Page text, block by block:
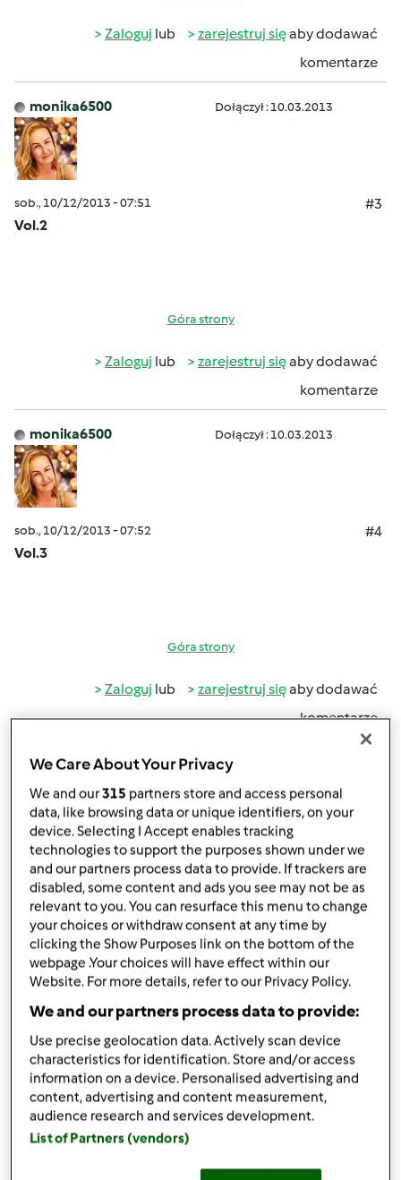
Zaloguj lub zarejestruj sięaby dodawać
komentarze
monika6500 Dołączył : 10.03.2013
sob., 10/12/2013 - 07:51
#3
Vol.2
Góra strony
Zaloguj lub zarejestruj sięaby dodawać
komentarze
monika6500 Dołączył : 10.03.2013
sob., 10/12/2013 - 07:52
#4
Vol.3
Góra strony
Zaloguj lub zarejestruj sięaby dodawać
komentarze
monika6500 Dołączył : 10.03.2013
sob., 10/12/2013 - 07:52
Vol.4
Góra strony
Zalogujlub zarejestruj sięaby dodawać
komentarze
monika6500 Dołączył : 10.03.2013
We Care About Your Privacy
We and our315 partners store and access personal
data, like browsing data or unique identifiers, on your
device. Selecting I Accept enables tracking
technologies to support the purposes shown under we
and our partners process data to provide. If trackers are
disabled, some content and ads you see may not be as
relevant to you. You can resurface this menu to change
your choices or withdraw consent at any time by
clicking the Show Purposes link on the bottom of the
webpage .Your choices will have effect within our
Website. For more details, refer to our Privacy Policy.
We and our partners process data to provide:
Use precise geolocation data. Actively scan device
characteristics for identification. Store and/or access
information on a device. Personalised advertising and
content, advertising and content measurement,
audience research and services development.
List of Partners (vendors)